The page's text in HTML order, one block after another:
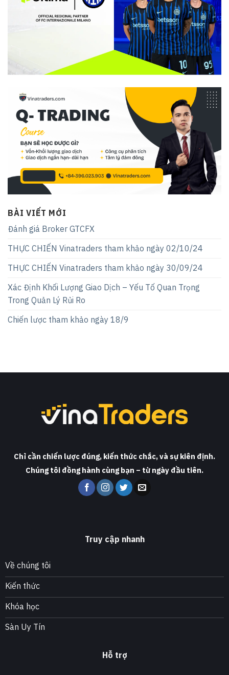
BÀI VIẾT MỚI
Đánh giá Broker GTCFX
THỰC CHIẾN Vinatraders tham khảo ngày 02/10/24
THỰC CHIẾN Vinatraders tham khảo ngày 30/09/24
Xác Định Khối Lượng Giao Dịch – Yếu Tố Quan Trọng
Trong Quản Lý Rủi Ro
Chiến lược tham khảo ngày 18/9
Chỉ cần chiến lược đúng, kiến thức chắc, và sự kiên định.
Chúng tôi đồng hành cùng bạn – từ ngày đầu tiên.
Truy cập nhanh
Về chúng tôi
Kiến thức
Khóa học
Sàn Uy Tín
Hỗ trợ